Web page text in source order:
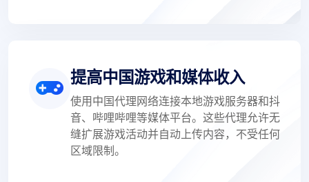
提高中国游戏和媒体收入
使用中国代理网络连接本地游戏服务器和抖
音、哔哩哔哩等媒体平台。这些代理允许无
缝扩展游戏活动并自动上传内容，不受任何
区域限制。